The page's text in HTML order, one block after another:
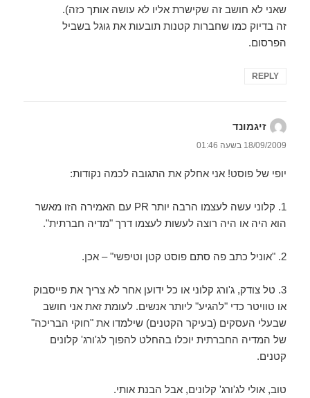
שאני לא חושב זה שקישרת אליו לא עושה אותך כזה).
זה בדיוק כמו שחברות קטנות תובעות את גוגל בשביל
הפרסום.
REPLY
זיגמונד
18/09/2009 בשעה 01:46
יופי של פוסט! אני אחלק את התגובה לכמה נקודות:
1. קלוני עשה לעצמו הרבה יותר PR עם האמירה הזו מאשר
הוא היה או היה רוצה לעשות לעצמו דרך "מדיה חברתית".
2. "אוניל כתב פה סתם פוסט קטן וטיפשי" – אכן.
3. טל צודק, ג'ורג קלוני או כל ידוען אחר לא צריך את פייסבוק
או טוויטר כדי "להגיע" ליותר אנשים. לעומת זאת אני חושב
שבעלי העסקים (בעיקר הקטנים) שילמדו את "חוקי הבריכה"
של המדיה החברתית יוכלו בהחלט להפוך לג'ורג' קלונים
קטנים.
טוב, אולי לג'ורג' קלונים, אבל הבנת אותי.